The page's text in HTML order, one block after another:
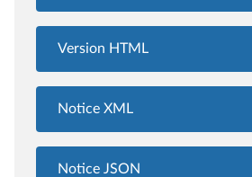
Version HTML
Notice XML
Notice JSON